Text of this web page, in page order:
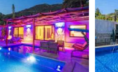
German